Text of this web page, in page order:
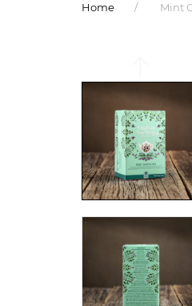
Home Mint